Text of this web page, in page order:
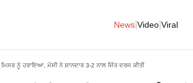
News Video Viral
ਨੂੰ ਹਰਾਇਆ, ਮੈਸੀ ਨੇ ਸ਼ਾਨਦਾਰ 3-2 ਨਾਲ ਜਿੱਤ ਦਰਜ ਕੀਤੀ